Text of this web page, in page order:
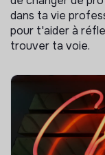
dans ta vie
pour t'aider à
trouver ta voie.